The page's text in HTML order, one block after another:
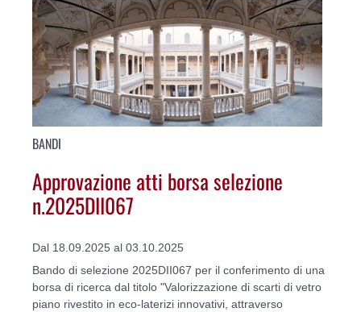
BANDI
Approvazione atti borsa selezione
n.2025DII067
Dal 18.09.2025 al 03.10.2025
Bando di selezione 2025DII067 per il conferimento di una
borsa di ricerca dal titolo "Valorizzazione di scarti di vetro
piano rivestito in eco-laterizi innovativi, attraverso